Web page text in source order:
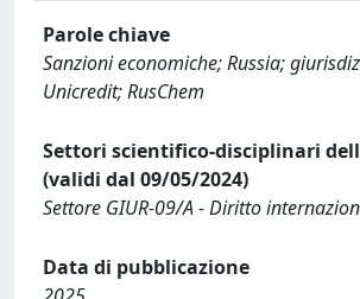
Parole chiave
Sanzioni economiche; Russia;
Unicredit; RusChem
Settori scientifico-disciplinari
(validi dal 09/05/2024)
Settore GIUR-09/A - Diritto
Data di pubblicazione